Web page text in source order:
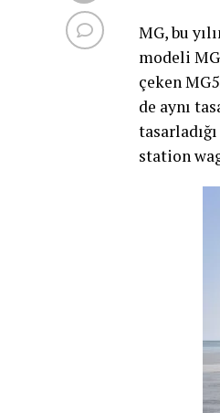
MG, bu
modeli
çeken
de aynı
station